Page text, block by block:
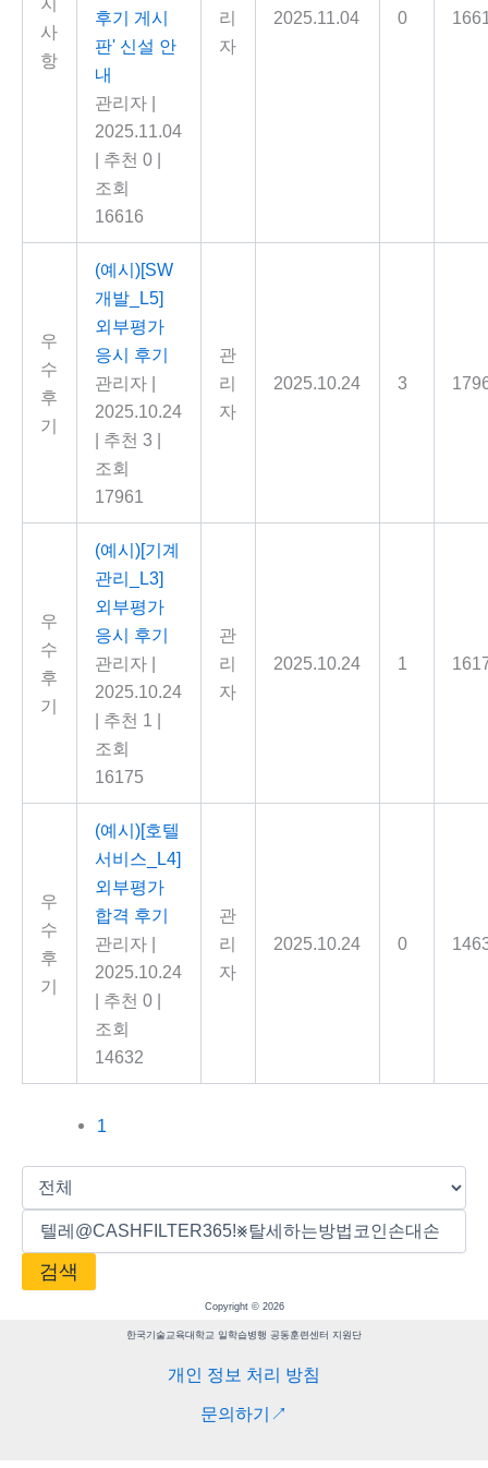
사
항
후기 게시
판' 신설 안
내
관리자 |
2025.11.04
| 추천 0 |
조회
16616
리
자
2025.11.04 0
우
수
후
기
(예시)[SW
개발_L5]
외부평가
응시 후기
관리자 |
2025.10.24
| 추천 3 |
조회
17961
관
리
자
2025.10.24 3
우
수
후
기
(예시)[기계
관리_L3]
외부평가
응시 후기
관리자 |
2025.10.24
| 추천 1 |
조회
16175
관
리
자
2025.10.24 1
우
수
후
기
(예시)[호텔
서비스_L4]
외부평가
합격 후기
관리자 |
2025.10.24
| 추천 0 |
조회
14632
관
리
자
2025.10.24 0
1
검색
Copyright © 2026
한국기술교육대학교 일학습병행 공동훈련센터 지원단
개인 정보 처리 방침
문의하기↗